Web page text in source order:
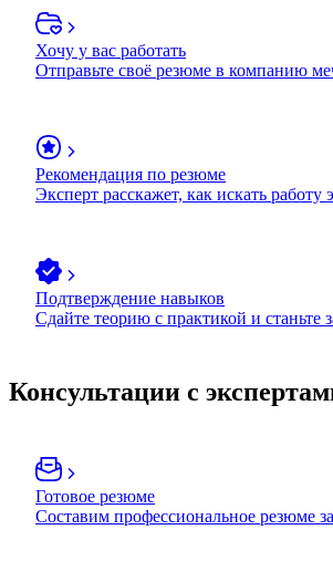
Хочу у вас работать
Отправьте своё резюме в компанию
Рекомендация по резюме
Эксперт расскажет, как искать работу
Подтверждение навыков
Сдайте теорию с практикой и станьте
Консультации с
Готовое резюме
Составим профессиональное резюме